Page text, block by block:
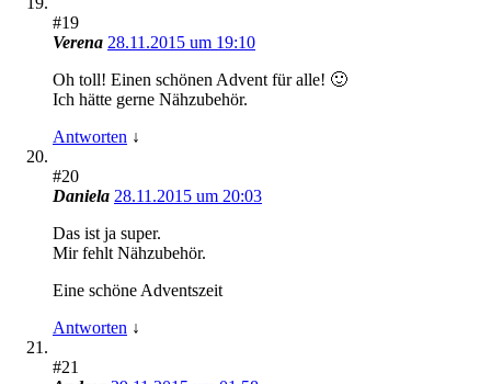
#19
Verena 28.11.2015 um 19:10
Oh toll! Einen schönen Advent für alle! 🙂
Ich hätte gerne Nähzubehör.
Antworten ↓
#20
Daniela 28.11.2015 um 20:03
Das ist ja super.
Mir fehlt Nähzubehör.
Eine schöne Adventszeit
Antworten ↓
#21